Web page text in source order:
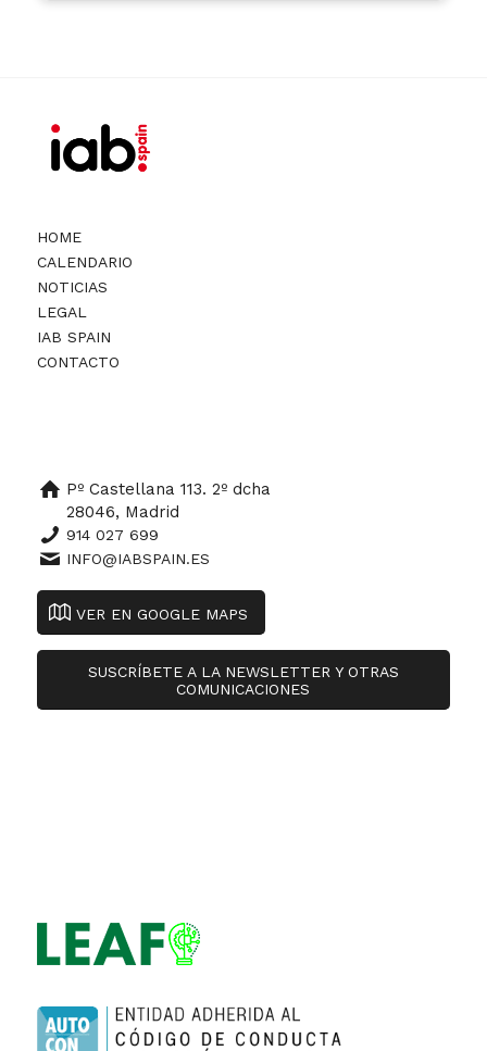
HOME
CALENDARIO
NOTICIAS
LEGAL
IAB SPAIN
CONTACTO
Pº Castellana 113. 2º dcha
28046, Madrid
914 027 699
INFO@IABSPAIN.ES
VER EN GOOGLE MAPS
SUSCRÍBETE A LA NEWSLETTER Y OTRAS
COMUNICACIONES